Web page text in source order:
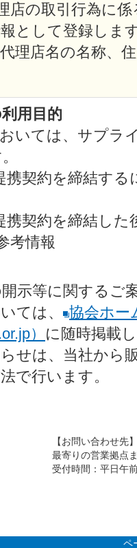
店の取引行為に
として登録しま
理店名の名称、
用目的
いては、サプラ
携契約を締結す
携契約を締結し
考情報
示等に関するご
ては、
協会ホー
） に随時掲載
せは、当社から
で行います。
【お問い合わせ先
最寄りの営業拠点
受付時間：平日午
ペ